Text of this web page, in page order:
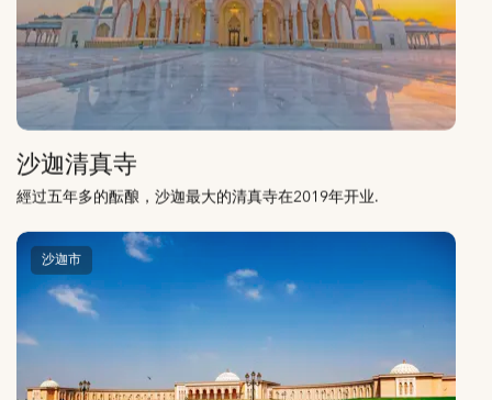
沙迦清真寺
經过五年多的酝酿，沙迦最大的清真寺在2019年开业.
沙迦市